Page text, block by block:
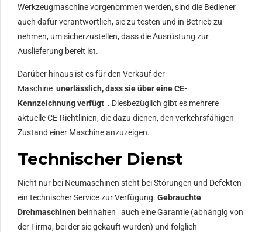
Werkzeugmaschine vorgenommen werden, sind die Bediener
auch dafür verantwortlich, sie zu testen und in Betrieb zu
nehmen, um sicherzustellen, dass die Ausrüstung zur
Auslieferung bereit ist.
Darüber hinaus ist es für den Verkauf der
Maschine unerlässlich, dass sie über eine CE-
Kennzeichnung verfügt . Diesbezüglich gibt es mehrere
aktuelle CE-Richtlinien, die dazu dienen, den verkehrsfähigen
Zustand einer Maschine anzuzeigen.
Technischer Dienst
Nicht nur bei Neumaschinen steht bei Störungen und Defekten
ein technischer Service zur Verfügung. Gebrauchte
Drehmaschinen beinhalten
auch eine Garantie (abhängig von
der Firma, bei der sie gekauft wurden) und folglich